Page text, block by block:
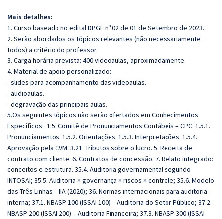
Mais detalhes:
1. Curso baseado no edital DPGE nº 02 de 01 de Setembro de 2023.
2. Serão abordados os tópicos relevantes (não necessariamente
todos) a critério do professor.
3. Carga horária prevista: 400 videoaulas, aproximadamente.
4. Material de apoio personalizado:
- slides para acompanhamento das videoaulas.
- audioaulas.
- degravação das principais aulas.
5.Os seguintes tópicos não serão ofertados em Conhecimentos
Específicos: 1.5. Comitê de Pronunciamentos Contábeis – CPC. 1.5.1.
Pronunciamentos. 1.5.2. Orientações. 1.5.3. Interpretações. 1.5.4.
Aprovação pela CVM. 3.21. Tributos sobre o lucro. 5. Receita de
contrato com cliente. 6. Contratos de concessão. 7. Relato integrado:
conceitos e estrutura. 35.4. Auditoria governamental segundo
INTOSAI; 35.5. Auditoria × governança × riscos × controle; 35.6. Modelo
das Três Linhas – IIA (2020); 36. Normas internacionais para auditoria
interna; 37.1. NBASP 100 (ISSAI 100) – Auditoria do Setor Público; 37.2.
NBASP 200 (ISSAI 200) – Auditoria Financeira; 37.3. NBASP 300 (ISSAI